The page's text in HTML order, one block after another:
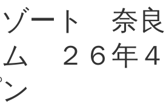
ート 奈
２６年